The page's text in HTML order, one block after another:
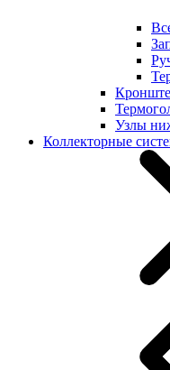
Узлы
Коллекторные